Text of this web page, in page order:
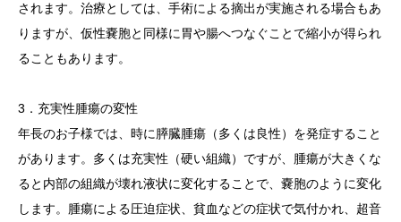
されます。治療としては、手術による摘出が実施される場合もあ
りますが、仮性嚢胞と同様に胃や腸へつなぐことで縮小が得られ
ることもあります。
3．充実性腫瘍の変性
年長のお子様では、時に膵臓腫瘍（多くは良性）を発症すること
があります。多くは充実性（硬い組織）ですが、腫瘍が大きくな
ると内部の組織が壊れ液状に変化することで、嚢胞のように変化
します。腫瘍による圧迫症状、貧血などの症状で気付かれ、超音